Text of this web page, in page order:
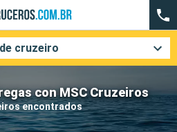
con MSC Cruzeiros
encontrados
cruzeiro